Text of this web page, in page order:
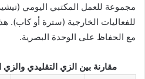
مجموعة للعمل المكتبي اليومي
للفعاليات الخارجية (سترة أو كاب).
مع الحفاظ على الوحدة البصرية.
مقارنة بين الزي التقليدي